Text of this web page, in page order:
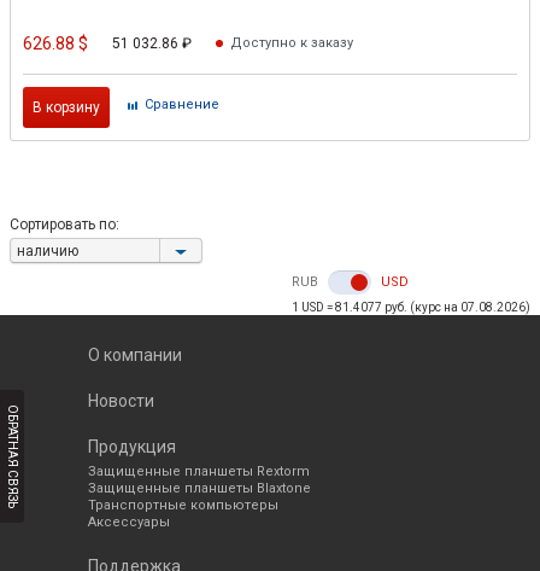
626.88 $ 51 032.86 ₽ Доступно к заказу
В корзину Cравнение
Сортировать по:
наличию
RUB USD
1 USD = 81.4077 руб. (курс на 07.08.2026)
О компании
Новости
Продукция
Защищенные планшеты Rextorm
Защищенные планшеты Blaxtone
Транспортные компьютеры
Аксессуары
Поддержка
ОБРАТНАЯ СВЯЗЬ